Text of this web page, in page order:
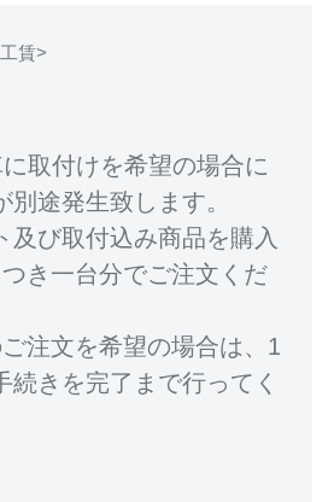
賃>
取付けを希望の場合に
途発生致します。
及び取付込み商品を購入
き一台分でご注文くだ
注文を希望の場合は、1
続きを完了まで行ってく